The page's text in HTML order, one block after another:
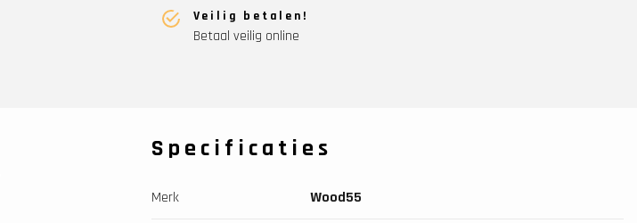
Veilig betalen!
Betaal veilig online
Specificaties
Merk Wood55